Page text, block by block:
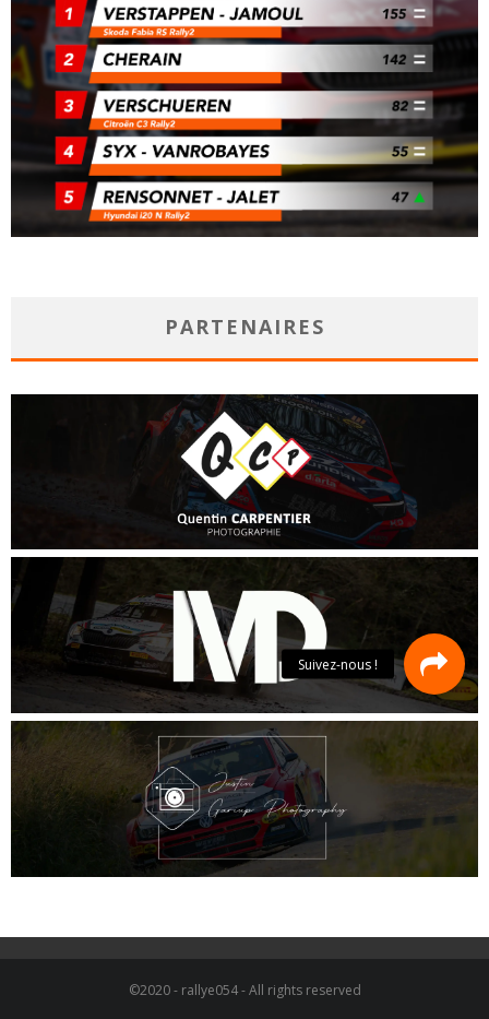
PARTENAIRES
©2020 - rallye054 - All rights reserved